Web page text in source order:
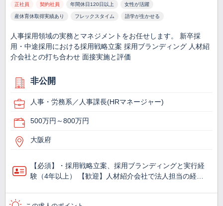
正社員 契約社員 年間休日120日以上 女性が活躍
産休育休取得実績あり フレックスタイム 語学が生かせる
人事採用領域の実務とマネジメントをお任せします。 新卒採
用・中途採用における採用戦略立案 採用ブランディング 人材紹
介会社との打ち合わせ 面接実施と評価
非公開
人事・労務系／人事課長(HRマネージャー)
500万円～800万円
大阪府
【必須】・採用戦略立案、採用ブランディングと実行経
験（4年以上） 【歓迎】人材紹介会社で法人担当の経…